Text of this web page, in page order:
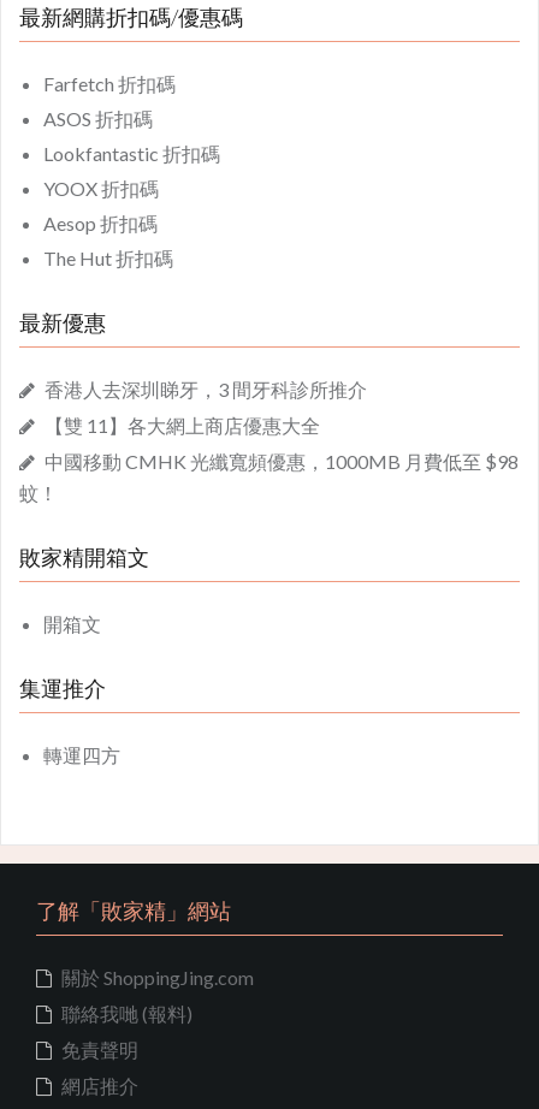
最新網購折扣碼/優惠碼
Farfetch 折扣碼
ASOS 折扣碼
Lookfantastic 折扣碼
YOOX 折扣碼
Aesop 折扣碼
The Hut 折扣碼
最新優惠
香港人去深圳睇牙，3 間牙科診所推介
【雙 11】各大網上商店優惠大全
中國移動 CMHK 光纖寬頻優惠，1000MB 月費低至 $98
蚊！
敗家精開箱文
開箱文
集運推介
轉運四方
了解「敗家精」網站
關於 ShoppingJing.com
聯絡我哋 (報料)
免責聲明
網店推介